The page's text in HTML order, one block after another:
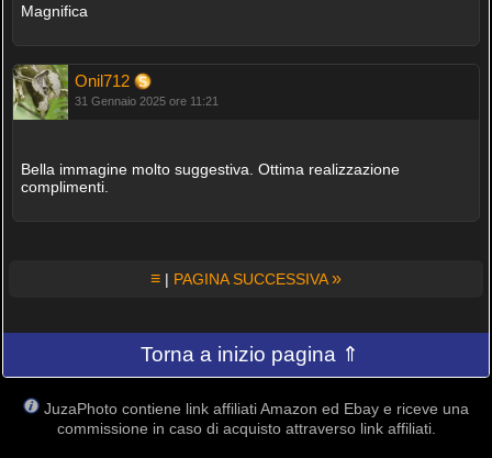
Magnifica
Onil712
31 Gennaio 2025 ore 11:21
Bella immagine molto suggestiva. Ottima realizzazione
complimenti.
≡ | PAGINA SUCCESSIVA»
Torna a inizio pagina ⇑
JuzaPhoto contiene link affiliati Amazon ed Ebay e riceve una
commissione in caso di acquisto attraverso link affiliati.